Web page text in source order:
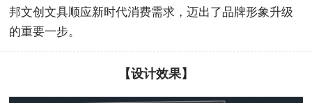
邦文创文具顺应新时代消费需求，迈出了品牌形象升级
的重要一步。
【设计效果】